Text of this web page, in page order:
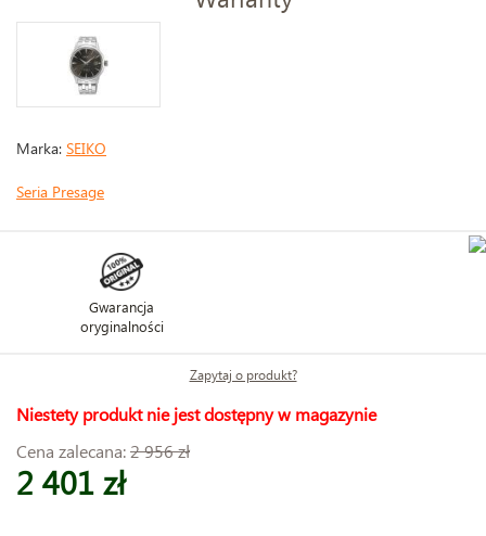
Marka: SEIKO
Seria Presage
Gwarancja
oryginalności
Zapytaj o produkt?
Niestety produkt nie jest dostępny w magazynie
Cena zalecana:2 956 zł
2 401 zł